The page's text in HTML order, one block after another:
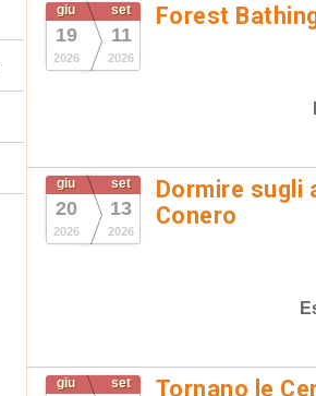
giu
19
2026
set
11
2026
Forest
giu
20
2026
set
13
2026
Dormire sugli
Conero
giu set Tornano le